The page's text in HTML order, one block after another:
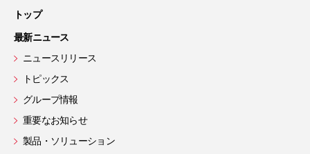
トップ
最新ニュース
ニュースリリース
トピックス
グループ情報
重要なお知らせ
製品・ソリューション